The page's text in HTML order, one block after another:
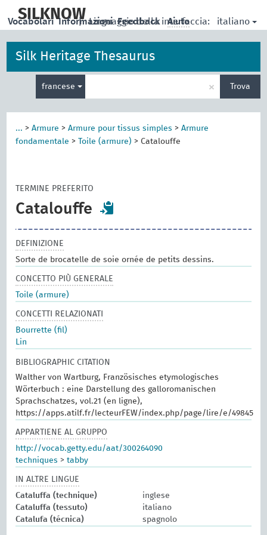
main
SILKNOW
| Linguaggio della interfaccia: italiano
Vocabolari Informazioni Feedback Aiuto
Silk Heritage Thesaurus
francese
per
la
ricerca
× Trova
... >Armure >Armure pour tissus simples >Armure
fondamentale > Toile (armure) > Catalouffe
TERMINE PREFERITO
Catalouffe
DEFINIZIONE
Sorte de brocatelle de soie ornée de petits dessins.
CONCETTO PIÙ GENERALE
Toile (armure)
CONCETTI RELAZIONATI
Bourrette (fil)
Lin
BIBLIOGRAPHIC CITATION
Walther von Wartburg, Französisches etymologisches
Wörterbuch : eine Darstellung des galloromanischen
Sprachschatzes, vol.21 (en ligne),
https://apps.atilf.fr/lecteurFEW/index.php/page/lire/e/49845
APPARTIENE AL GRUPPO
http://vocab.getty.edu/aat/300264090
techniques >tabby
IN ALTRE LINGUE
Cataluffa (technique)
inglese
Cataluffa (tessuto)
italiano
Catalufa (técnica)
spagnolo